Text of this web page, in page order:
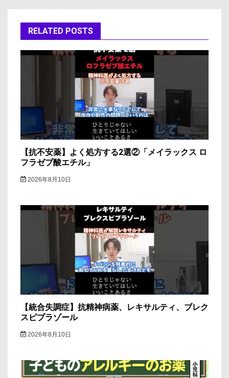
ゲ
ー
ン
RELATED POSTS
【抗不安薬】よく処方する2選②「メイラックス ロ
フラゼプ酸エチル」
2026年8月10日
【統合失調症】抗精神病薬、レキサルティ、ブレク
スピプラゾール
2026年8月10日